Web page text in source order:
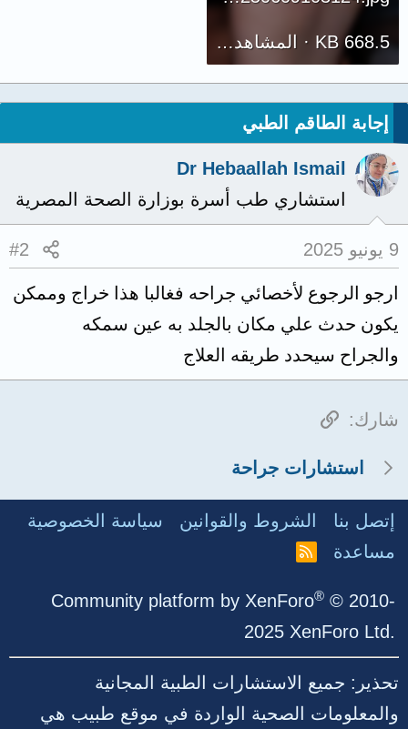
668.5 KB · المشاهدات: 144
إجابة الطاقم الطبي
Dr Hebaallah Ismail
استشاري طب أسرة بوزارة الصحة المصرية
9 يونيو 2025 #2
ارجو الرجوع لأخصائي جراحه فغالبا هذا خراج وممكن
يكون حدث علي مكان بالجلد به عين سمكه
والجراح سيحدد طريقه العلاج
شارك: الرابط
استشارات جراحة
إتصل بنا الشروط والقوانين
سياسة الخصوصية
مساعدة
R
Community platform by XenForo® © 2010-
2025 XenForo Ltd.
تحذير: جميع الاستشارات الطبية المجانية
والمعلومات الصحية الواردة في موقع طبيب هي